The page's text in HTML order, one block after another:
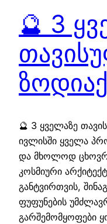
🔮 3
🔮 3 ყველაზე
ივლისში ყველა
და მხოლოდ
კოსმიური
განტვირთვის,
ფუფუნების
გარშემომყოფები